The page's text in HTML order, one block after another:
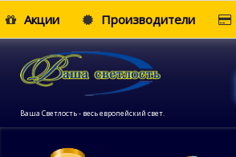
Акции Производители
Ваша Светлость - весь европейский свет.